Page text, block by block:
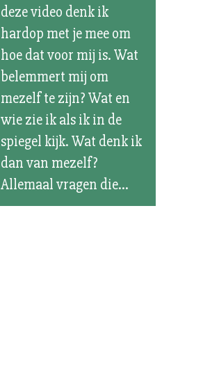
deze video denk ik
hardop met je mee om
hoe dat voor mij is. Wat
belemmert mij om
mezelf te zijn? Wat en
wie zie ik als ik in de
spiegel kijk. Wat denk ik
dan van mezelf?
Allemaal vragen die...